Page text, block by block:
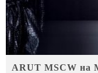
ARUT MSCW на